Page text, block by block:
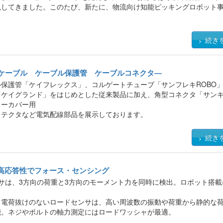
てきました。このたび、新たに、物流向け知能ピッキングロボット
続き
ーブル ケーブル保護管 ケーブルコネクタ―
護管「ケイフレックス」、コルゲートチューブ「サンフレキROBO
イグランド」をはじめとした従来製品に加え、角型コネクタ「サン
カバー用
クタなど電気配線部品を展示しております。
続き
応答性でフォース・センシング
は、3方向の荷重と3方向のモーメント力を同時に検出。ロボット搭
荷抜けのないロードセンサは、高い周波数の振動や荷重から静的な
ネジやボルトの軸力測定にはロードワッシャが最適。